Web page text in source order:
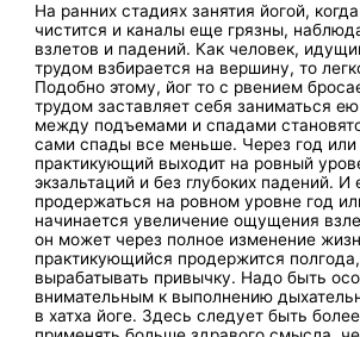
На ранних стадиях занятия йогой,
чистится и каналы еще грязны,
взлетов и падений. Как человек,
трудом взбирается на вершину, то
Подобно этому, йог то с рвением
трудом заставляет себя заниматься
между подъемами и спадами
сами спады все меньше. Через год
практикующий выходит на ровный
экзальтаций и без глубоких падений. И
продержаться на ровном уровне год
начинается увеличение ощущения
он может через полное изменение
практикующийся продержится
вырабатывать привычку. Надо быть
внимательным к выполнению
в хатха йоге. Здесь следует быть